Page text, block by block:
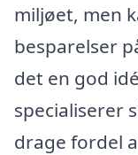
miljøet, men
besparelser
det en god
specialiserer
drage fordel